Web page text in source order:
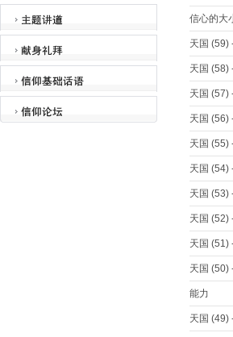
信心的大
天国 (59)
天国 (58)
天国 (57)
天国 (56)
天国 (55)
天国 (54)
天国 (53)
天国 (52)
天国 (51)
天国 (50)
能力
天国 (49)